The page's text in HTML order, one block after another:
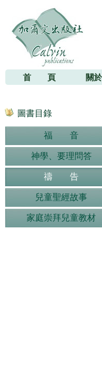
加爾文出版
首 頁 關
圖書目錄
福 音
神學、要理問答
禱 告
兒童聖經故事
家庭崇拜兒童教材